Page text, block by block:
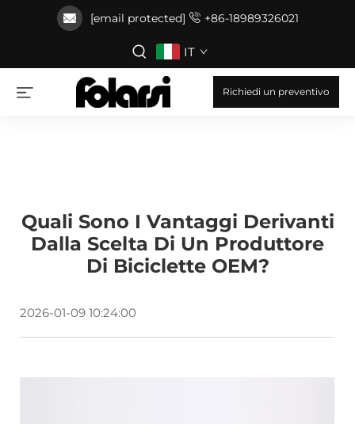
[email protected] +86-18989326021
IT
Richiedi un preventivo
Quali Sono I Vantaggi Derivanti
Dalla Scelta Di Un Produttore
Di Biciclette OEM?
2026-01-09 10:24:00